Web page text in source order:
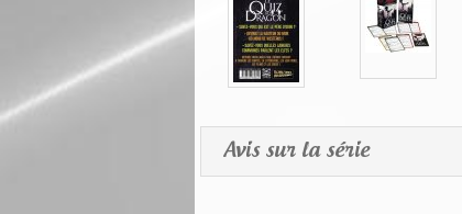
Avis sur la série